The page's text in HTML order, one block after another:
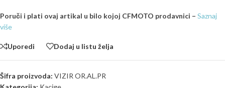
Poruči i plati ovaj artikal u bilo kojoj CFMOTO prodavnici – Saznaj
više
Uporedi Dodaj u listu želja
Šifra proizvoda: VIZIR OR.AL.PR